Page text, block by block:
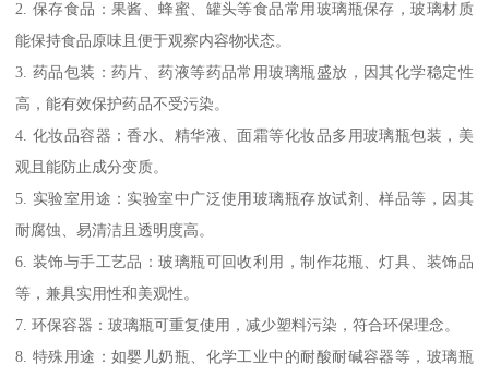
2. 保存食品：果酱、蜂蜜、罐头等食品常用玻璃瓶保存，玻璃材质
能保持食品原味且便于观察内容物状态。
3. 药品包装：药片、药液等药品常用玻璃瓶盛放，因其化学稳定性
高，能有效保护药品不受污染。
4. 化妆品容器：香水、精华液、面霜等化妆品多用玻璃瓶包装，美
观且能防止成分变质。
5. 实验室用途：实验室中广泛使用玻璃瓶存放试剂、样品等，因其
耐腐蚀、易清洁且透明度高。
6. 装饰与手工艺品：玻璃瓶可回收利用，制作花瓶、灯具、装饰品
等，兼具实用性和美观性。
7. 环保容器：玻璃瓶可重复使用，减少塑料污染，符合环保理念。
8. 特殊用途：如婴儿奶瓶、化学工业中的耐酸耐碱容器等，玻璃瓶